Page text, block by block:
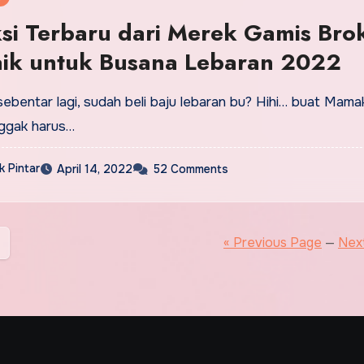
Terbaru dari Merek Gamis
untuk Busana Lebaran 2022
lagi, sudah beli baju lebaran bu? Hihi… buat
harus…
Pintar April 14, 2022 52 Comments
« Previous Page —